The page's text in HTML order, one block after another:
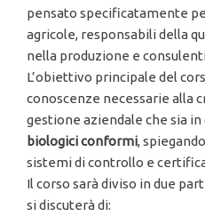
pensato specificatamente
agricole, responsabili della
nella produzione e
L’obiettivo principale del
conoscenze necessarie alla
gestione aziendale che sia
biologici conformi,
sistemi di controllo e
Il corso sarà diviso in due
si discuterà di: